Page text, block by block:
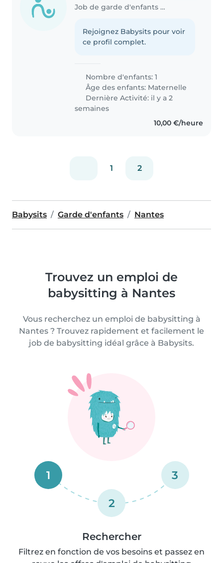
Job de garde d'enfants à Nantes
Rejoignez Babysits pour voir
ce profil complet.
Nombre d'enfants: 1
Âge des enfants: Maternelle
Dernière Activité: il y a 2
semaines
10,00 €/heure
1 2
Babysits Garde d'enfants Nantes
Trouvez un emploi de
babysitting à Nantes
Vous recherchez un emploi de babysitting à
Nantes ? Trouvez rapidement et facilement le
job de babysitting idéal grâce à Babysits.
1
2
3
Rechercher
Filtrez en fonction de vos besoins et passez en